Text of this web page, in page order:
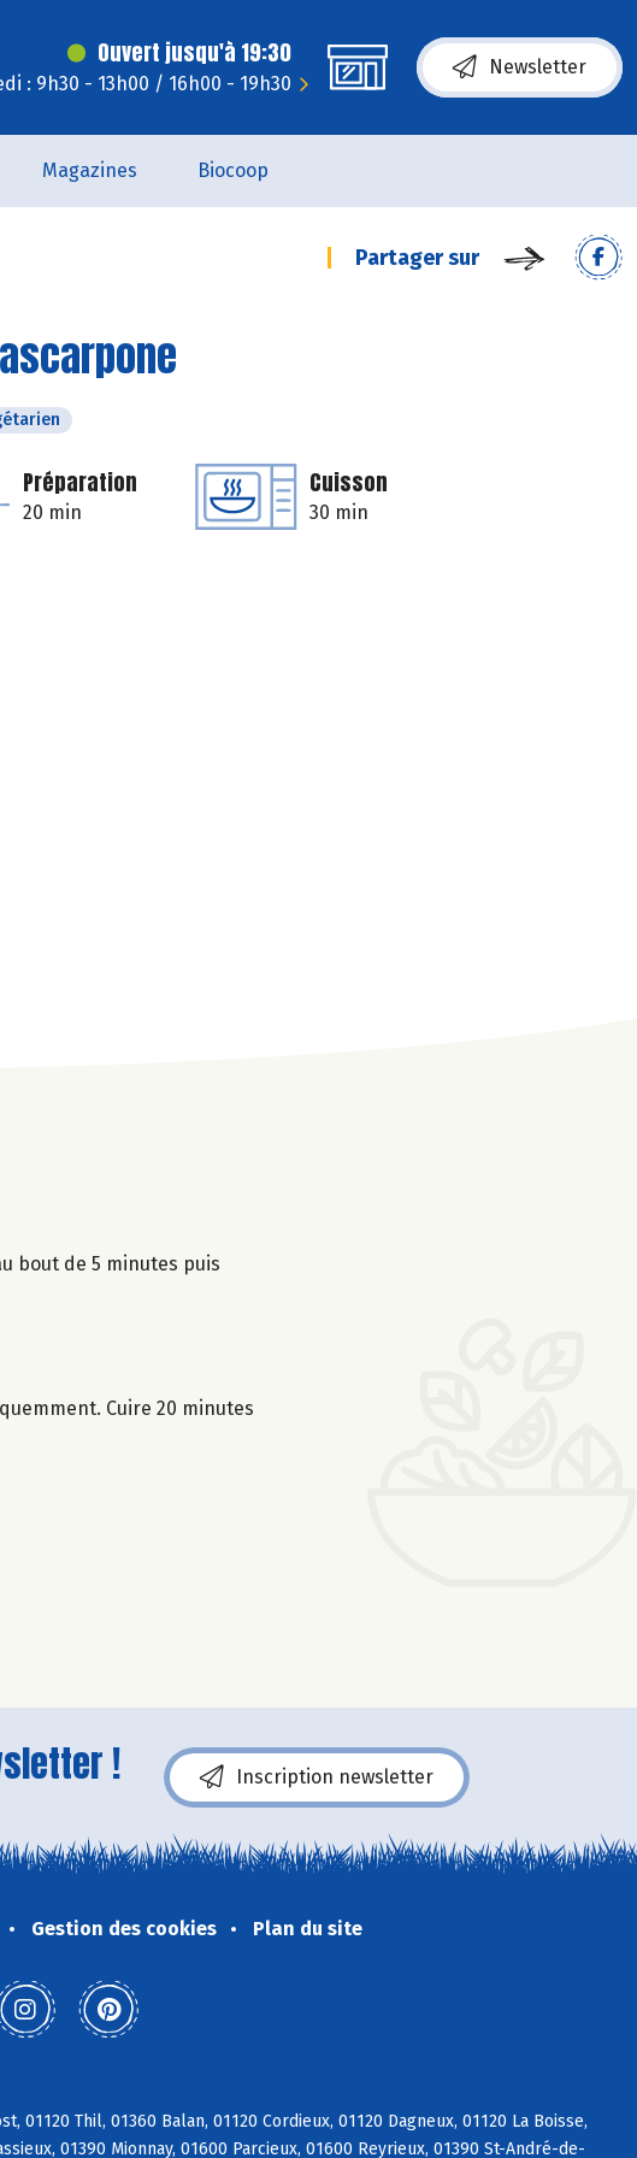
Ouvert jusqu'à 19:30
: 9h30 - 13h00 / 16h00 - 19h30
Newsletter
Magazines Biocoop
Partager sur
Préparation
20 min
Cuisson
30 min
bout de 5 minutes puis
Cuire 20 minutes
! Inscription newsletter
Gestion des cookies Plan du site
Thil, 01360 Balan, 01120 Cordieux, 01120 Dagneux, 01120 La Boisse,
01390 Mionnay, 01600 Parcieux, 01600 Reyrieux, 01390 St-André-de-